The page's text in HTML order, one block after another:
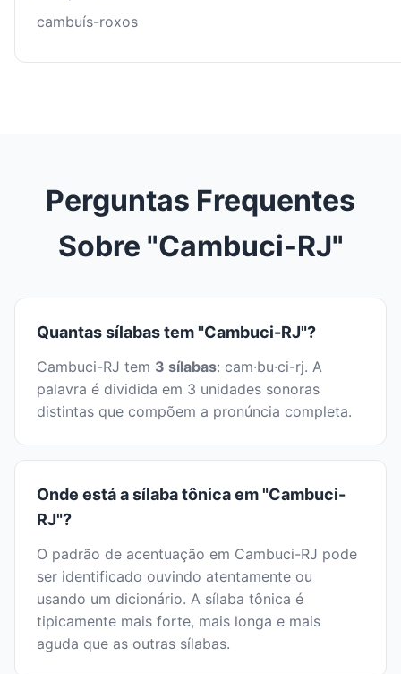
cambuís-roxos
Perguntas Frequentes
Sobre "Cambuci-RJ"
Quantas sílabas tem "Cambuci-RJ"?
Cambuci-RJ tem 3 sílabas: cam·bu·ci-rj. A
palavra é dividida em 3 unidades sonoras
distintas que compõem a pronúncia completa.
Onde está a sílaba tônica em "Cambuci-
RJ"?
O padrão de acentuação em Cambuci-RJ pode
ser identificado ouvindo atentamente ou
usando um dicionário. A sílaba tônica é
tipicamente mais forte, mais longa e mais
aguda que as outras sílabas.